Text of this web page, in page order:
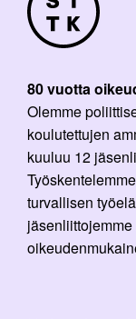
80 vuotta
Olemme
koulutettujen
kuuluu 12
turvallisen